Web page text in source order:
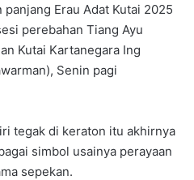
panjang Erau Adat Kutai 2025
perebahan Tiang Ayu
Kutai Kartanegara Ing
Senin pagi
tegak di keraton itu akhirnya
simbol usainya perayaan
sepekan.